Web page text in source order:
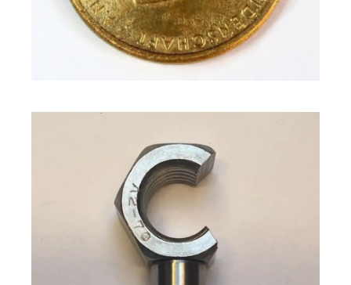
glänzend
Bronze, Rotgold